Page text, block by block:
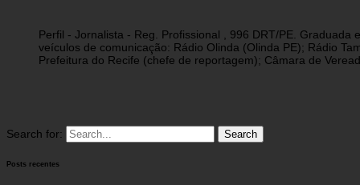
Perfil - Jornalista - Reg. Profissional , 996 DRT/PE.
veículos de comunicação: Rádio Olinda (Olinda PE); Rádio
Prefeitura do Recife (chefe de reportagem); Câmara de
Search for:
Posts recentes